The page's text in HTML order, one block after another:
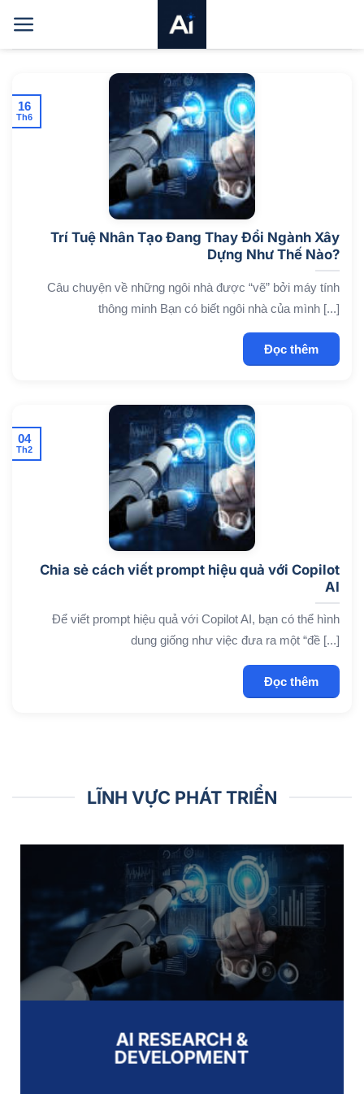
qua
nội
Trí Tuệ Nhân Tạo Đang Thay Đổi Ngành Xây
Dựng Như Thế Nào?
Câu chuyện về những ngôi nhà được “vẽ” bởi máy tính
thông minh Bạn có biết ngôi nhà của mình [...]
Đọc thêm
16
Th6
Chia sẻ cách viết prompt hiệu quả với Copilot
AI
Để viết prompt hiệu quả với Copilot AI, bạn có thể hình
dung giống như việc đưa ra một “đề [...]
Đọc thêm
04
Th2
LĨNH VỰC PHÁT TRIỂN
AI RESEARCH &
DEVELOPMENT